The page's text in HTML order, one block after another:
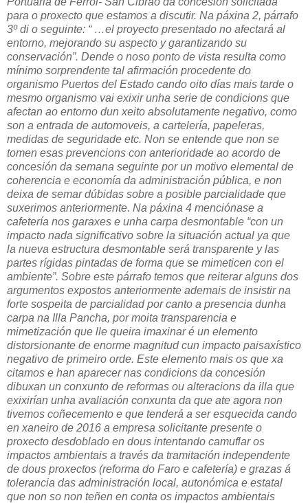
para o proxecto que estamos a discutir. Na páxina 2, párrafo
3º di o seguinte: “ …el proyecto presentado no afectará al
entorno, mejorando su aspecto y garantizando su
conservación”. Dende o noso ponto de vista resulta como
mínimo sorprendente tal afirmación procedente do
organismo Puertos del Estado cando oito días mais tarde o
mesmo organismo vai exixir unha serie de condicions que
afectan ao entorno dun xeito absolutamente negativo, como
son a entrada de automoveis, a cartelería, papeleras,
medidas de seguridade etc. Non se entende que non se
tomen esas prevencions con anterioridade ao acordo de
concesión da semana seguinte por un motivo elemental de
coherencia e economía da administración pública, e non
deixa de semar dúbidas sobre a posible parcialidade que
suxerimos anteriormente. Na páxina 4 menciónase a
cafetería nos garaxes e unha carpa desmontable “con un
impacto nada significativo sobre la situación actual ya que
la nueva estructura desmontable será transparente y las
partes rígidas pintadas de forma que se mimeticen con el
ambiente”. Sobre este párrafo temos que reiterar alguns dos
argumentos expostos anteriormente ademais de insistir na
forte sospeita de parcialidad por canto a presencia dunha
carpa na Illa Pancha, por moita transparencia e
mimetización que lle queira imaxinar é un elemento
distorsionante de enorme magnitud cun impacto paisaxístico
negativo de primeiro orde. Este elemento mais os que xa
citamos e han aparecer nas condicions da concesión
dibuxan un conxunto de reformas ou alteracions da illa que
exixirían unha avaliación conxunta da que ate agora non
tivemos coñecemento e que tenderá a ser esquecida cando
en xaneiro de 2016 a empresa solicitante presente o
proxecto desdoblado en dous intentando camuflar os
impactos ambientais a través da tramitación independente
de dous proxectos (reforma do Faro e cafetería) e grazas á
tolerancia das administración local, autonómica e estatal
que non so non teñen en conta os impactos ambientais